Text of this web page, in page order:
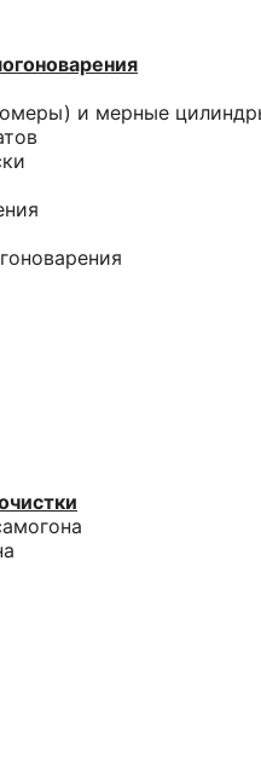
и мерные